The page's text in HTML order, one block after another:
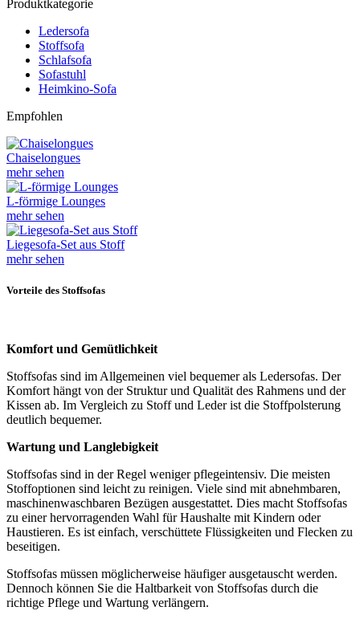
Produktkategorie
Ledersofa
Stoffsofa
Schlafsofa
Sofastuhl
Heimkino-Sofa
Empfohlen
Chaiselongues
mehr sehen
L-förmige Lounges
mehr sehen
Liegesofa-Set aus Stoff
mehr sehen
Vorteile des Stoffsofas
Komfort und Gemütlichkeit
Stoffsofas sind im Allgemeinen viel bequemer als Ledersofas. Der
Komfort hängt von der Struktur und Qualität des Rahmens und der
Kissen ab. Im Vergleich zu Stoff und Leder ist die Stoffpolsterung
deutlich bequemer.
Wartung und Langlebigkeit
Stoffsofas sind in der Regel weniger pflegeintensiv. Die meisten
Stoffoptionen sind leicht zu reinigen. Viele sind mit abnehmbaren,
maschinenwaschbaren Bezügen ausgestattet. Dies macht Stoffsofas
zu einer hervorragenden Wahl für Haushalte mit Kindern oder
Haustieren. Es ist einfach, verschüttete Flüssigkeiten und Flecken zu
beseitigen.
Stoffsofas müssen möglicherweise häufiger ausgetauscht werden.
Dennoch können Sie die Haltbarkeit von Stoffsofas durch die
richtige Pflege und Wartung verlängern.